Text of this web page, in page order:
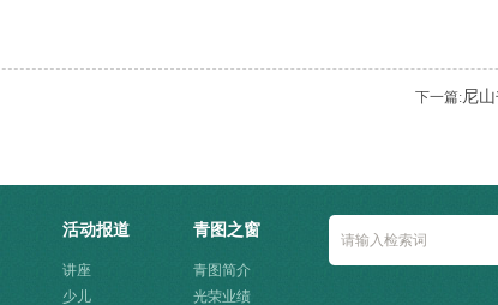
下一篇:尼
活动报道
讲座
少儿
青图之窗
青图简介
光荣业绩